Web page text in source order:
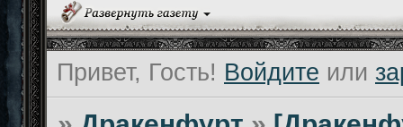
Привет, Гость! Войдите или